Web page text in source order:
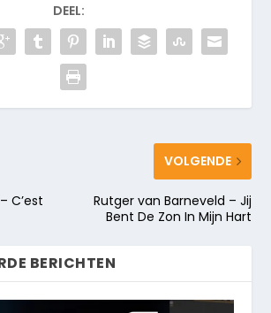
DEEL:
C’est
VOLGENDE
Rutger van Barneveld – Jij
Bent De Zon In Mijn Hart
BERICHTEN